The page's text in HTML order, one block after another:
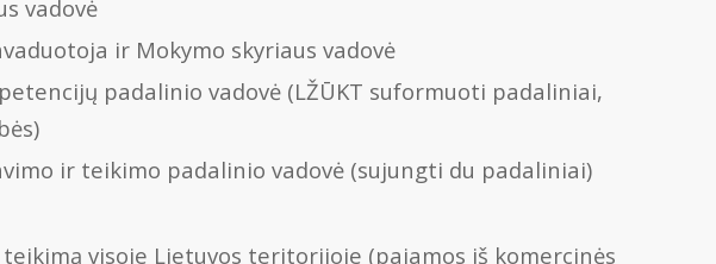
vadovė
ir Mokymo skyriaus vadovė
padalinio vadovė (LŽŪKT suformuoti padaliniai,
ir teikimo padalinio vadovė (sujungti du padaliniai)
visoje Lietuvos teritorijoje (pajamos iš komercinės